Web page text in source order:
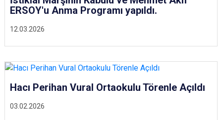
12.03.2026
ERSOY'u Anma Programı yapıldı.
03.02.2026
Hacı Perihan Vural Ortaokulu Törenle Açıldı